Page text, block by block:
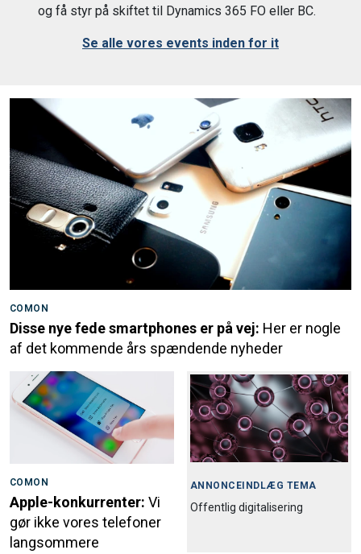
og få styr på skiftet til Dynamics 365 FO eller BC.
Se alle vores events inden for it
COMON
Disse nye fede smartphones er på vej: Her er nogle
af det kommende års spændende nyheder
COMON
Apple-konkurrenter: Vi
gør ikke vores telefoner
langsommere
ANNONCEINDLÆG TEMA
Offentlig digitalisering